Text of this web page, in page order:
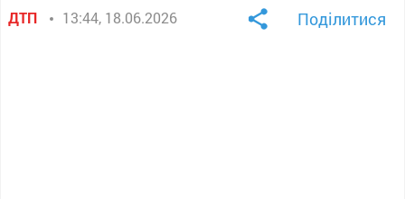
ДТП 13:44, 18.06.2026 Поділитися